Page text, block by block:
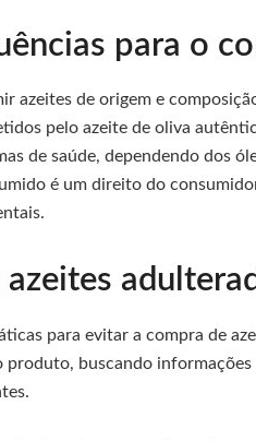
para o
azeites de origem e
pelo azeite de oliva
de saúde, dependendo dos
é um direito do
para evitar a compra de
buscando informações